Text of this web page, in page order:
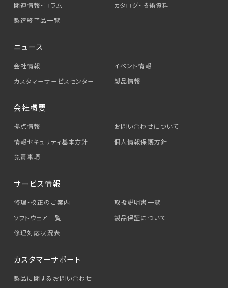
関連情報・コラム
カタログ・技術資料
製造終了品一覧
ニュース
会社情報
イベント情報
カスタマーサービス センター 製品情報
会社概要
拠点情報
お問い合わせについて
情報セキュリティ基本方針
個人情報保護方針
免責事項
サービス情報
修理・校正のご案内
取扱説明書一覧
ソフトウェア一覧
製品保証について
修理対応状況表
カスタマーサポート
製品に関するお問い合わせ